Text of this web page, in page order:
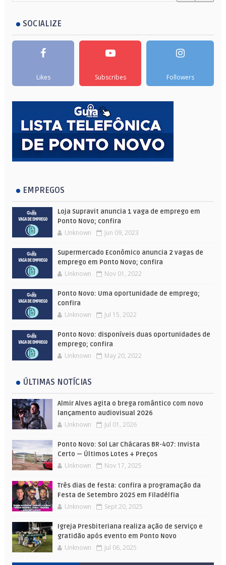
SOCIALIZE
Likes Subscribes Followers
EMPREGOS
Loja Supravit anuncia 1 vaga de emprego em
Ponto Novo; confira
Unknown Jun 09, 2023
Supermercado Econômico anuncia 2 vagas de
emprego em Ponto Novo; confira
Unknown Nov 01, 2022
Ponto Novo: Uma oportunidade de emprego;
confira
Unknown Jul 15, 2022
Ponto Novo: disponíveis duas oportunidades de
emprego; confira
Unknown May 20, 2022
ÚLTIMAS NOTÍCIAS
Almir Alves agita o brega romântico com novo
lançamento audiovisual 2026
Unknown Jul 01, 2026
Ponto Novo: Sol Lar Chácaras BR-407: Invista
Certo — Últimos Lotes + Preços
Unknown Nov 17, 2025
Três dias de festa: confira a programação da
Festa de Setembro 2025 em Filadélfia
Unknown Sept 20, 2025
Igreja Presbiteriana realiza ação de serviço e
gratidão após evento em Ponto Novo
Unknown Jul 06, 2025